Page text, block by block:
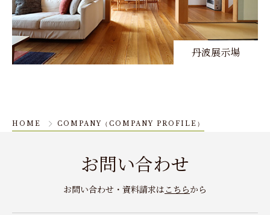
丹波展示場
HOME COMPANY（COMPANY PROFILE）
お問い合わせ
お問い合わせ・資料請求は こちらから